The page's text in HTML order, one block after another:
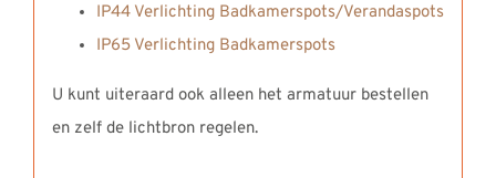
IP44 Verlichting Badkamerspots/Verandaspots
IP65 Verlichting Badkamerspots
U kunt uiteraard ook alleen het armatuur bestellen
en zelf de lichtbron regelen.